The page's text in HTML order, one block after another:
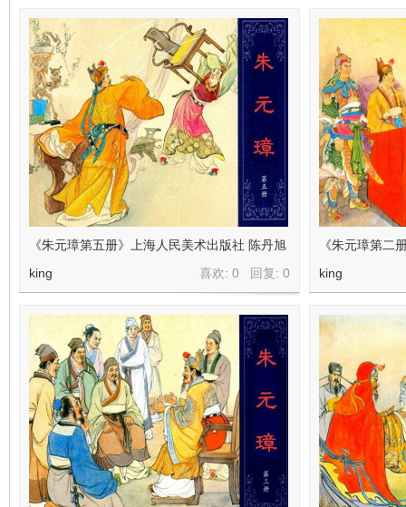
线
《朱元璋第五册》上海人民美术出版社 陈丹旭
喜欢: 0 回复: 0
king
《朱元璋第二
king